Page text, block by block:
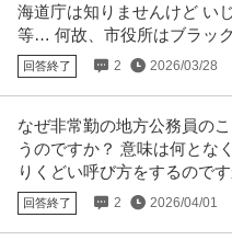
海道庁は知りませんけど い
等… 何故、市役所はブラッ
回答終了 2 2026/03/28
なぜ非常勤の地方公務員の
うのですか？ 意味は何とな
りくどい呼び方をするので
回答終了 2 2026/04/01